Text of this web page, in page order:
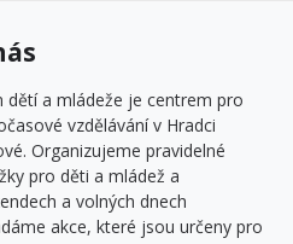
dětí a mládeže je centrem pro
vzdělávání v Hradci
Organizujeme pravidelné
pro děti a mládež a
a volných dnech
akce, které jsou určeny pro